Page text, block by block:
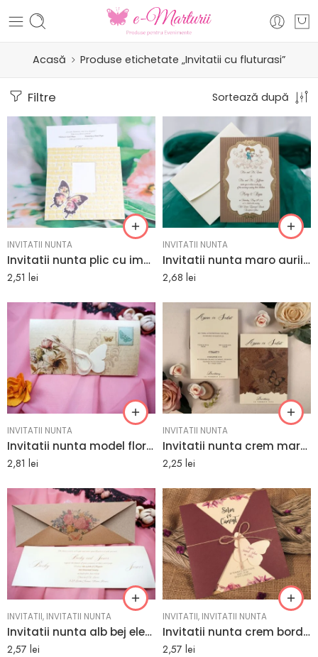
Acasă Produse etichetate „Invitatii cu fluturasi”
Filtre Sortează după
INVITATII NUNTA
Invitatii nunta plic cu imagine zid caramida galbena 16 x 16 cm
2,51 lei
INVITATII NUNTA
Invitatii nunta maro aurii cu doi miri pe bicicleta 13.5 x 19.5 cm
2,68 lei
INVITATII NUNTA
Invitatii nunta model floral clasic 19 x 9.7 cm
2,81 lei
INVITATII NUNTA
Invitatii nunta crem maro model deosebit 13.7 x 19.9 cm
2,25 lei
INVITATII, INVITATII NUNTA
Invitatii nunta alb bej elegante model floral 26.5 x 9.9 cm
2,57 lei
INVITATII, INVITATII NUNTA
Invitatii nunta crem bordo elegante 16 x 16 cm
2,57 lei